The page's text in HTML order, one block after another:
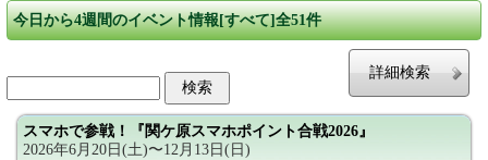
今日から4週間のイベント情報[すべて]全51件
詳細検索
スマホで参戦！『関ケ原スマホポイント合戦2026』
2026年6月20日(土)〜12月13日(日)